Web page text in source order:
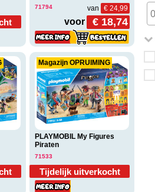
€ 24,99
van
€ 18,74
voor
71794
Magazijn OPRUIMING
PLAYMOBIL My Figures
Piraten
71533
Tijdelijk uitverkocht